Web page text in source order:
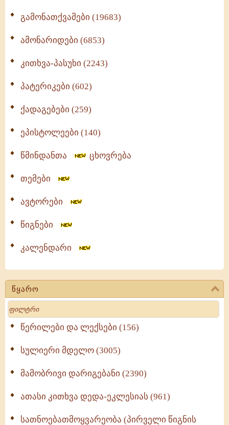
გამონათქვამები (19683)
ამონარიდები (6853)
კითხვა-პასუხი (2243)
პატერიკები (602)
ქადაგებები (259)
ეპისტოლეები (140)
წმინდანთა ცხოვრება
თემები
ავტორები
წიგნები
კალენდარი
წყარო
Search
წერილები და ლექსები (156)
სულიერი მდელო (3005)
მამობრივი დარიგებანი (2390)
ათასი კითხვა დედა-ეკლესიას (961)
სათნოებათმოყვარეობა (პირველი წიგნის